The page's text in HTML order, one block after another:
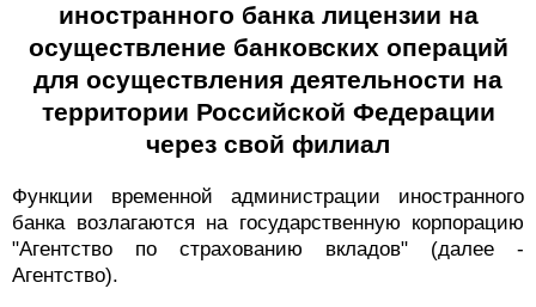
иностранного банка лицензии на
осуществление банковских операций
для осуществления деятельности на
территории Российской Федерации
через свой филиал
Функции временной администрации иностранного
банка возлагаются на государственную корпорацию
"Агентство по страхованию вкладов" (далее -
Агентство).